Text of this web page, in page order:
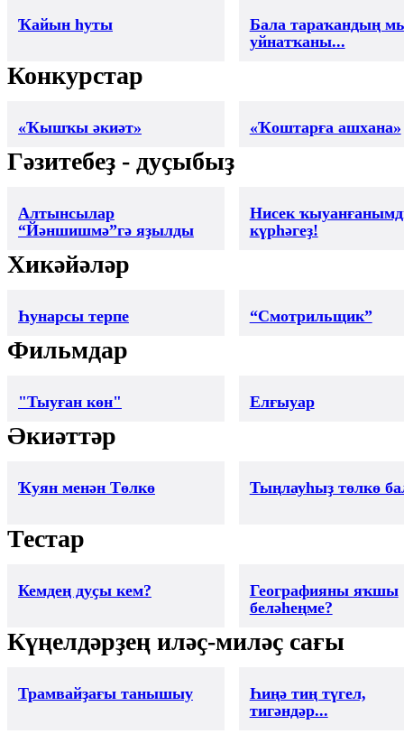
Ҡайын һуты
Бала тараҡандың
уйнатҡаны...
Конкурстар
«Ҡышҡы әкиәт» «Ҡоштарға ашхана»
Гәзитебеҙ - дуҫыбыҙ
Алтынсылар
“Йәншишмә”гә яҙылды
Нисек
күрһәгеҙ!
Хикәйәләр
Һунарсы терпе “Смотрильщик”
Фильмдар
"Тыуған көн" Елғыуар
Әкиәттәр
Ҡуян менән Төлкө Тыңлауһыҙ төлкө
Тестар
Кемдең дуҫы кем?
Географияны яҡшы
беләһеңме?
Күңелдәрҙең иләҫ-миләҫ сағы
Трамвайҙағы танышыу
Һиңә тиң түгел,
тигәндәр...